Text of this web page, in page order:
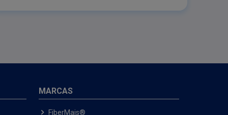
MARCAS
FiberMais®